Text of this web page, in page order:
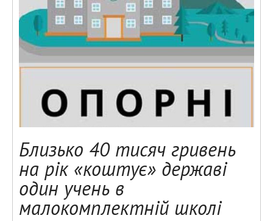
Близько 40 тисяч гривень
на рік «коштує» державі
один учень в
малокомплектній школі